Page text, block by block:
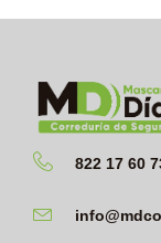
822 17 60